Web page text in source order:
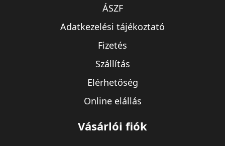
ÁSZF
Adatkezelési tájékoztató
Fizetés
Szállítás
Elérhetőség
Online elállás
Vásárlói fiók